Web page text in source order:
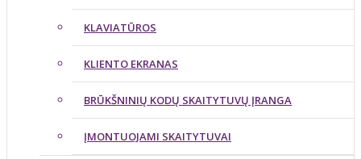
KLAVIATŪROS
KLIENTO EKRANAS
BRŪKŠNINIŲ KODŲ SKAITYTUVŲ ĮRANGA
ĮMONTUOJAMI SKAITYTUVAI